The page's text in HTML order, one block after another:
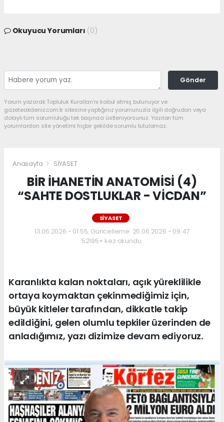
Okuyucu Yorumları (0)
Gönder
Yorum yazarak Topluluk Kuralları’nı kabul etmiş bulunuyor ve
gazeteakdeniz.com.tr sitesine yaptığınız yorumunuzla ilgili doğrudan veya
dolaylı tüm sorumluluğu tek başınıza üstleniyorsunuz. Yazılan tüm
yorumlardan site yönetimi hiçbir şekilde sorumlu tutulamaz.
Anasayfa SİYASET
BİR İHANETİN ANATOMİSİ (4)
“SAHTE DOSTLUKLAR - VİCDAN”
SİYASET
13.06.2026 - 01:55, Güncelleme: 25.06.2026 - 09:47
52195+ kez okundu.
Karanlıkta kalan noktaları, açık yüreklilikle
ortaya koymaktan çekinmediğimiz için,
büyük kitleler tarafından, dikkatle takip
edildiğini, gelen olumlu tepkiler üzerinden de
anladığımız, yazı dizimize devam ediyoruz.